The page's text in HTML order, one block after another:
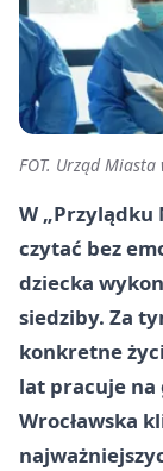
FOT. Urząd Miasta
W „Przylądku
czytać bez
dziecka
siedziby. Za
konkretne
lat pracuje na
Wrocławska